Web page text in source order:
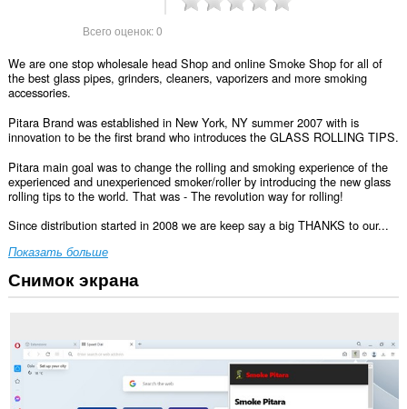
Всего оценок:0
We are one stop wholesale head Shop and online Smoke Shop for all of
the best glass pipes, grinders, cleaners, vaporizers and more smoking
accessories.
Pitara Brand was established in New York, NY summer 2007 with is
innovation to be the first brand who introduces the GLASS ROLLING TIPS.
Pitara main goal was to change the rolling and smoking experience of the
experienced and unexperienced smoker/roller by introducing the new glass
rolling tips to the world. That was - The revolution way for rolling!
Since distribution started in 2008 we are keep say a big THANKS to our...
Показать больше
Снимок экрана